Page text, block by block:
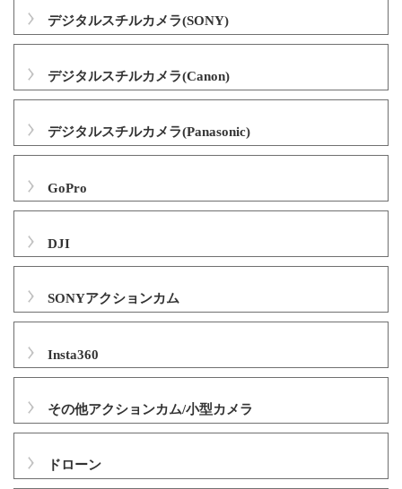
デジタルスチルカメラ(SONY)
デジタルスチルカメラ(Canon)
デジタルスチルカメラ(Panasonic)
GoPro
DJI
SONYアクションカム
Insta360
その他アクションカム/小型カメラ
ドローン